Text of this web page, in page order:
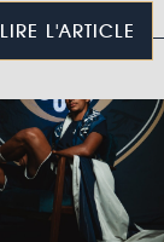
LIRE L'ARTICLE